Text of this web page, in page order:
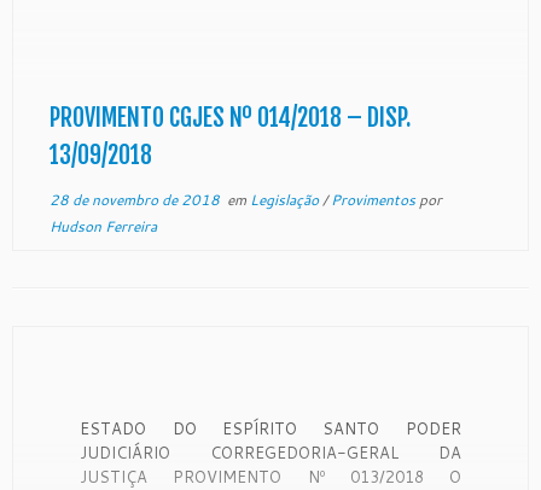
nova estrutura administrativa da […]
PROVIMENTO CGJES Nº 014/2018 – DISP.
13/09/2018
28 de novembro de 2018em Legislação/Provimentospor
Hudson Ferreira
ESTADO DO ESPÍRITO SANTO PODER
JUDICIÁRIO CORREGEDORIA-GERAL DA
JUSTIÇA PROVIMENTO Nº 013/2018 O